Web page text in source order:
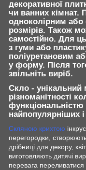
декоративної
чи ванних кімнат.
одноколірним або
розмірів. Також
самостійно. Для
з гуми або
поліуретановим
у форму. Після
звільніть виріб.
Скло - унікальний
різноманітності
найпопулярніших
Скляною крихтою
перегородки,
дрібниці для декору,
виготовляють дитячі
перевага переливатися